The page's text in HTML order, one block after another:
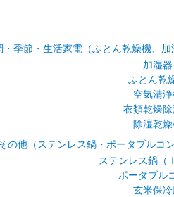
・季節・生活家電（ふとん乾燥機、加
加湿器
ふとん乾
空気清
衣類乾燥
除湿乾
の他（ステンレス鍋・ポータブルコ
ステンレス鍋（
ポータブル
玄米保